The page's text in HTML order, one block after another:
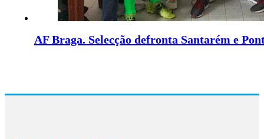
AF Braga. Selecção defronta Santarém e